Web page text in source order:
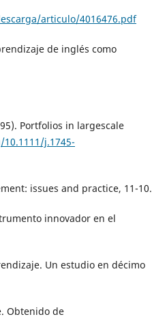
articulo/4016476.pdf
de inglés como
Portfolios in largescale
j.1745-
issues and practice, 11-10.
innovador en el
Un estudio en décimo
Obtenido de